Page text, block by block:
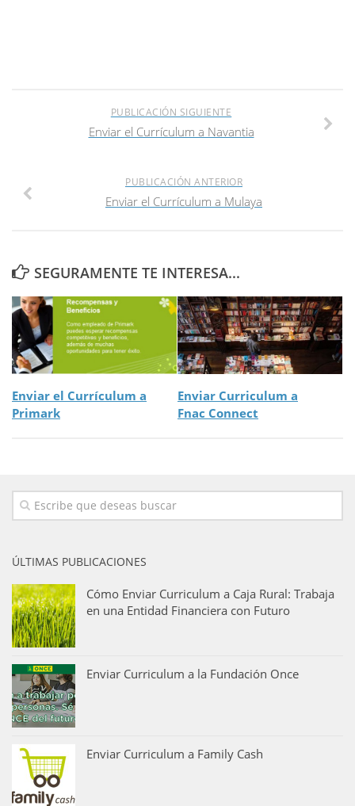
PUBLICACIÓN SIGUIENTE
Enviar el Currículum a Navantia
PUBLICACIÓN ANTERIOR
Enviar el Currículum a Mulaya
SEGURAMENTE TE INTERESA...
Enviar el Currículum a
Primark
Enviar Curriculum a
Fnac Connect
ÚLTIMAS PUBLICACIONES
Cómo Enviar Curriculum a Caja Rural: Trabaja
en una Entidad Financiera con Futuro
Enviar Curriculum a la Fundación Once
Enviar Curriculum a Family Cash